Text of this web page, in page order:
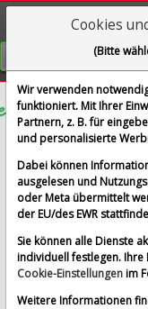
GRATIS REGISTRIEREN
BB&T Corp
im Vergleich mit
Motoren Werke
Alle Aktien
BB&T Corp (New
Cookies
(Bitte
Wir verwenden
funktioniert. Mit Ihrer
Partnern, z. B. für
und personalisierte
Dabei können
ausgelesen und
oder Meta übermittelt
der EU/des EWR
Sie können alle Dienste
individuell festlegen. Ihre
Cookie-Einstellungenim
Weitere Informationen